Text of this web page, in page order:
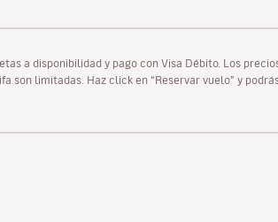
a disponibilidad y pago con Visa Débito. Los
son limitadas. Haz click en “Reservar vuelo” y